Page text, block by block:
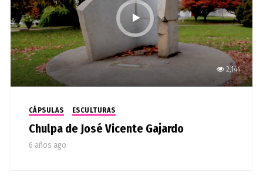
2,144
CÁPSULAS ESCULTURAS
Chulpa de José Vicente Gajardo
6 años ago